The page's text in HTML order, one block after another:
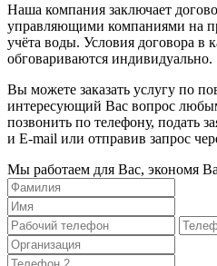
Наша компания заключает
управляющими компаниями на
учёта воды. Условия договора в
обговариваются индивидуально.
Вы можете заказать услугу по
интересующий Вас вопрос
позвонить по телефону, подать
и E-mail или отправив запрос
Мы работаем для Вас, экономя